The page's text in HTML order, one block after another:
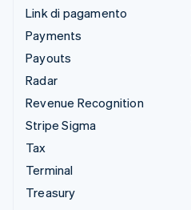
Link di pagamento
Payments
Payouts
Radar
Revenue Recognition
Stripe Sigma
Tax
Terminal
Treasury